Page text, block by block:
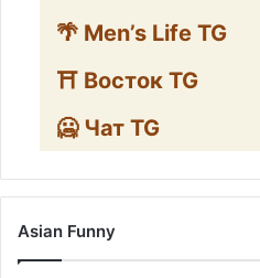
🌴 Men’s Life TG
⛩️ Восток TG
🥶 Чат TG
Asian Funny